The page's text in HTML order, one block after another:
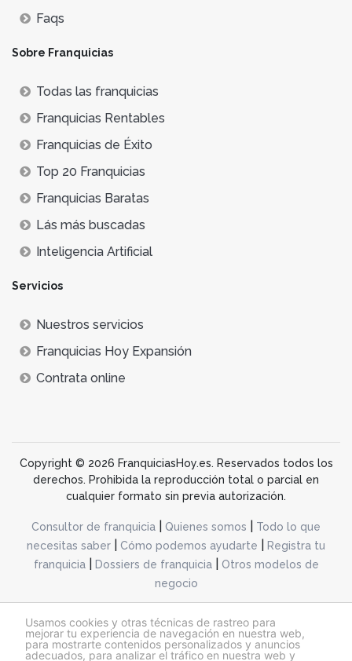
Usamos cookies y otras técnicas de rastreo para
mejorar tu experiencia de navegación en nuestra web,
para mostrarte contenidos personalizados y anuncios
adecuados, para analizar el tráfico en nuestra web y
Faqs
Sobre Franquicias
Todas las franquicias
Franquicias Rentables
Franquicias de Éxito
Top 20 Franquicias
Franquicias Baratas
Lás más buscadas
Inteligencia Artificial
Servicios
Nuestros servicios
Franquicias Hoy Expansión
Contrata online
Copyright © 2026 FranquiciasHoy.es. Reservados todos los
derechos. Prohibida la reproducción total o parcial en
cualquier formato sin previa autorización.
Consultor de franquicia Quienes somos
Todo lo que
necesitas saber
Cómo podemos ayudarte
Registra tu
franquicia| Dossiers de franquicia|
Otros modelos de
negocio
@franquiciashoy.es |Aviso legal| Política de cookies|Política de privacidad